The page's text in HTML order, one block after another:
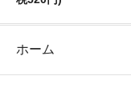
ホーム